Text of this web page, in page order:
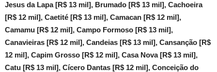
Jesus da Lapa [R$ 13 mil], Brumado [R$ 13 mil], Cachoeira
[R$ 12 mil], Caetité [R$ 13 mil], Camacan [R$ 12 mil],
Camamu [R$ 12 mil], Campo Formoso [R$ 13 mil],
Canavieiras [R$ 12 mil], Candeias [R$ 13 mil], Cansanção [R$
12 mil], Capim Grosso [R$ 12 mil], Casa Nova [R$ 13 mil],
Catu [R$ 13 mil], Cícero Dantas [R$ 12 mil], Conceição do